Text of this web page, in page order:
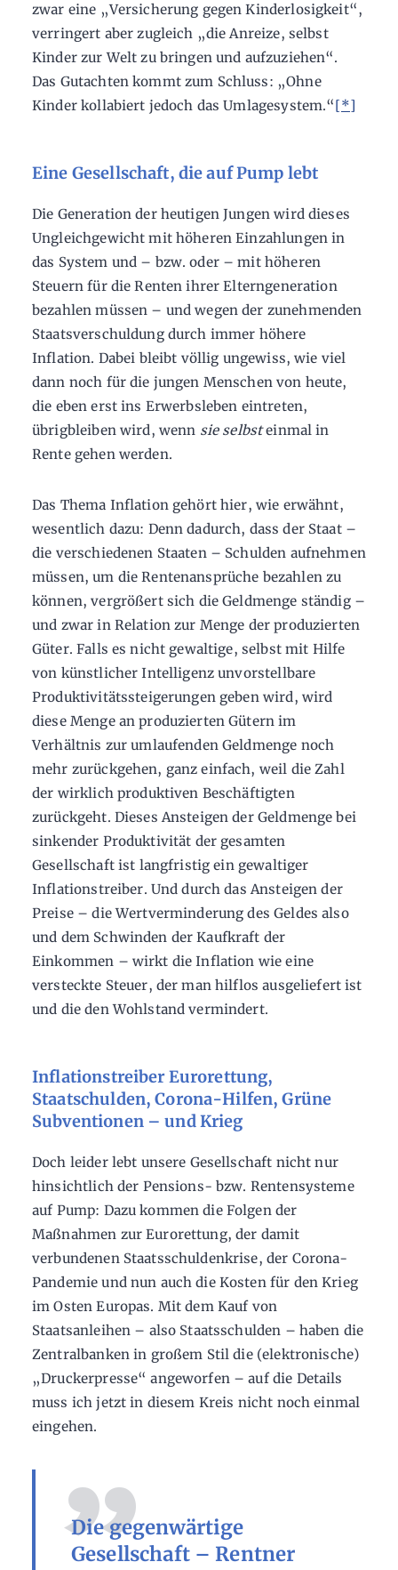
zwar eine „Versicherung gegen Kinderlosigkeit“,
verringert aber zugleich „die Anreize, selbst
Kinder zur Welt zu bringen und aufzuziehen“.
Das Gutachten kommt zum Schluss: „Ohne
Kinder kollabiert jedoch das Umlagesystem.“[*]
Eine Gesellschaft, die auf Pump lebt
Die Generation der heutigen Jungen wird dieses
Ungleichgewicht mit höheren Einzahlungen in
das System und – bzw. oder – mit höheren
Steuern für die Renten ihrer Elterngeneration
bezahlen müssen – und wegen der zunehmenden
Staatsverschuldung durch immer höhere
Inflation. Dabei bleibt völlig ungewiss, wie viel
dann noch für die jungen Menschen von heute,
die eben erst ins Erwerbsleben eintreten,
übrigbleiben wird, wenn sie selbsteinmal in
Rente gehen werden.
Das Thema Inflation gehört hier, wie erwähnt,
wesentlich dazu: Denn dadurch, dass der Staat –
die verschiedenen Staaten – Schulden aufnehmen
müssen, um die Rentenansprüche bezahlen zu
können, vergrößert sich die Geldmenge ständig –
und zwar in Relation zur Menge der produzierten
Güter. Falls es nicht gewaltige, selbst mit Hilfe
von künstlicher Intelligenz unvorstellbare
Produktivitätssteigerungen geben wird, wird
diese Menge an produzierten Gütern im
Verhältnis zur umlaufenden Geldmenge noch
mehr zurückgehen, ganz einfach, weil die Zahl
der wirklich produktiven Beschäftigten
zurückgeht. Dieses Ansteigen der Geldmenge bei
sinkender Produktivität der gesamten
Gesellschaft ist langfristig ein gewaltiger
Inflationstreiber. Und durch das Ansteigen der
Preise – die Wertverminderung des Geldes also
und dem Schwinden der Kaufkraft der
Einkommen – wirkt die Inflation wie eine
versteckte Steuer, der man hilflos ausgeliefert ist
und die den Wohlstand vermindert.
Inflationstreiber Eurorettung,
Staatschulden, Corona-Hilfen, Grüne
Subventionen – und Krieg
Doch leider lebt unsere Gesellschaft nicht nur
hinsichtlich der Pensions- bzw. Rentensysteme
auf Pump: Dazu kommen die Folgen der
Maßnahmen zur Eurorettung, der damit
verbundenen Staatsschuldenkrise, der Corona-
Pandemie und nun auch die Kosten für den Krieg
im Osten Europas. Mit dem Kauf von
Staatsanleihen – also Staatsschulden – haben die
Zentralbanken in großem Stil die (elektronische)
„Druckerpresse“ angeworfen – auf die Details
muss ich jetzt in diesem Kreis nicht noch einmal
eingehen.
Die gegenwärtige
Gesellschaft – Rentner